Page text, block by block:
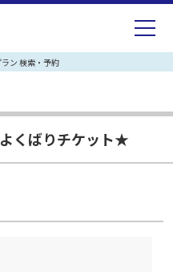
ン 検索・予約
くばりチケット★